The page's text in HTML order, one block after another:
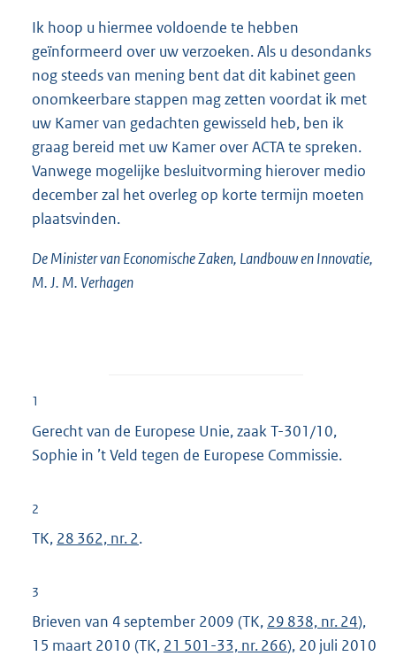
Ik hoop u hiermee voldoende te hebben
geïnformeerd over uw verzoeken. Als u desondanks
nog steeds van mening bent dat dit kabinet geen
onomkeerbare stappen mag zetten voordat ik met
uw Kamer van gedachten gewisseld heb, ben ik
graag bereid met uw Kamer over ACTA te spreken.
Vanwege mogelijke besluitvorming hierover medio
december zal het overleg op korte termijn moeten
plaatsvinden.
De Minister van Economische Zaken, Landbouw en Innovatie,
M. J. M. Verhagen
1
Gerecht van de Europese Unie, zaak T-301/10,
Sophie in ’t Veld tegen de Europese Commissie.
2
TK, 28 362, nr. 2.
3
Brieven van 4 september 2009 (TK, 29 838, nr. 24),
15 maart 2010 (TK, 21 501-33, nr. 266), 20 juli 2010